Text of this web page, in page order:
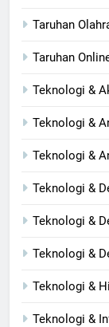
Taruhan
Taruhan
Teknologi &
Teknologi &
Teknologi &
Teknologi &
Teknologi &
Teknologi &
Teknologi &
Teknologi &